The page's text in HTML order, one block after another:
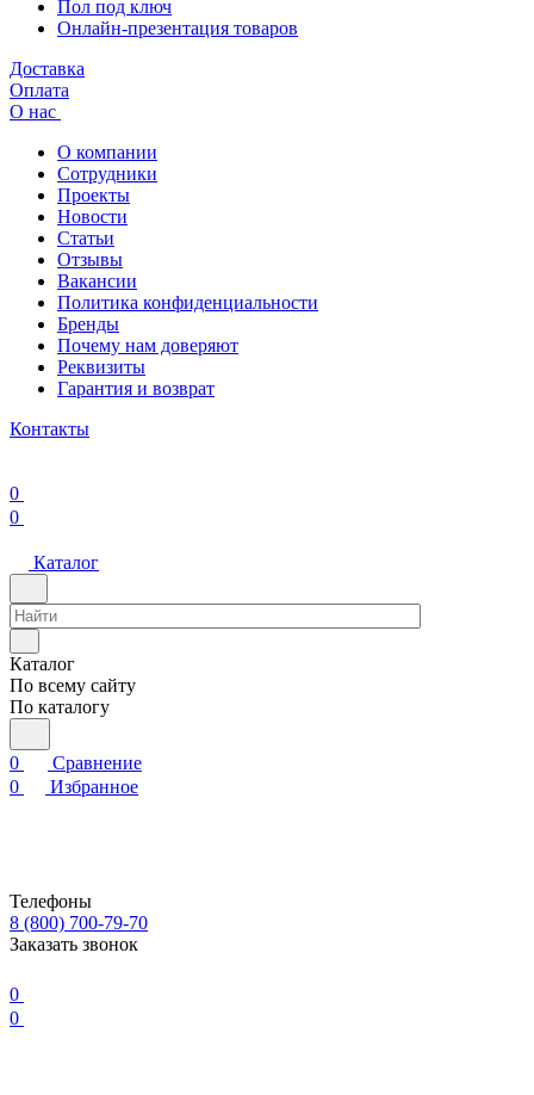
Пол под ключ
Онлайн-презентация товаров
Доставка
Оплата
О нас
О компании
Сотрудники
Проекты
Новости
Статьи
Отзывы
Вакансии
Политика конфиденциальности
Бренды
Почему нам доверяют
Реквизиты
Гарантия и возврат
Контакты
0
0
Каталог
Каталог
По всему сайту
По каталогу
0
Сравнение
0
Избранное
Телефоны
8 (800) 700-79-70
Заказать звонок
0
0